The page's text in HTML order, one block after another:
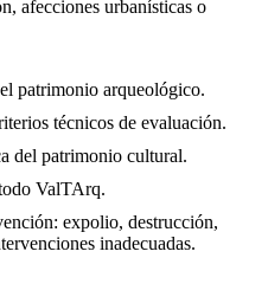
afecciones urbanísticas o
patrimonio arqueológico.
técnicos de evaluación.
del patrimonio cultural.
ValTArq.
expolio, destrucción,
inadecuadas.